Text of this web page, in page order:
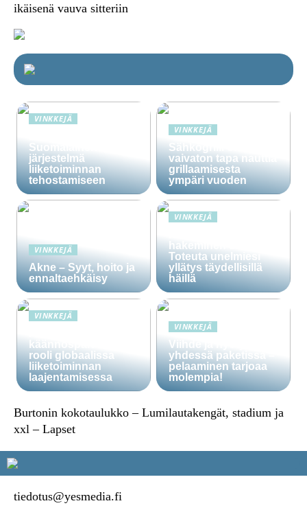
ikäisenä vauva sitteriin
VINKKEJÄ
Suomalainen CRM-
järjestelmä
liiketoiminnan
tehostamiseen
VINKKEJÄ
Sähkögrilli on
vaivaton tapa nauttia
grillaamisesta
ympäri vuoden
VINKKEJÄ
Akne – Syyt, hoito ja
ennaltaehkäisy
VINKKEJÄ
hakeminen salassa –
Toteuta unelmiesi
yllätys täydellisillä
häillä
VINKKEJÄ
käännöspalvelujen
rooli globaalissa
liiketoiminnan
laajentamisessa
VINKKEJÄ
Viihde ja hyöty
yhdessä paketissa –
pelaaminen tarjoaa
molempia!
Burtonin kokotaulukko – Lumilautakengät, stadium ja
xxl – Lapset
tiedotus@yesmedia.fi